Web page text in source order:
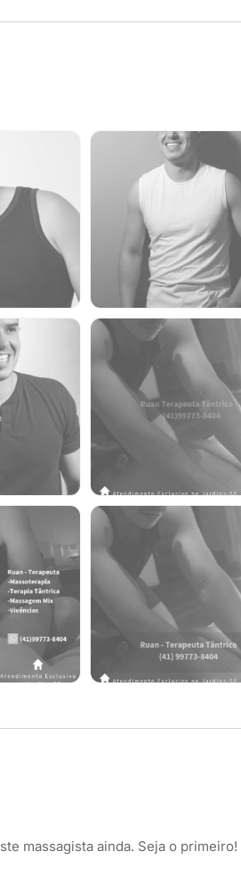
massagista ainda. Seja o primeiro!